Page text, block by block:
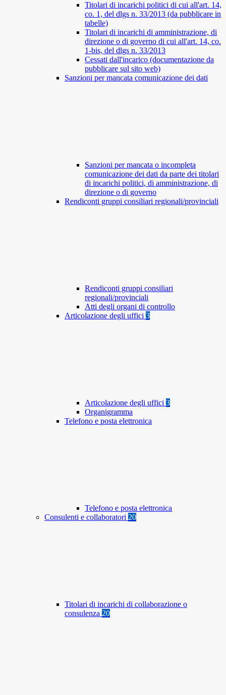
Titolari di incarichi politici di cui all'art. 14,
co. 1, del dlgs n. 33/2013 (da pubblicare in
tabelle)
Titolari di incarichi di amministrazione, di
direzione o di governo di cui all'art. 14, co.
1-bis, del dlgs n. 33/2013
Cessati dall'incarico (documentazione da
pubblicare sul sito web)
Sanzioni per mancata comunicazione dei dati
Sanzioni per mancata o incompleta
comunicazione dei dati da parte dei titolari
di incarichi politici, di amministrazione, di
direzione o di governo
Rendiconti gruppi consiliari regionali/provinciali
Rendiconti gruppi consiliari
regionali/provinciali
Atti degli organi di controllo
Articolazione degli uffici 3
Articolazione degli uffici 3
Organigramma
Telefono e posta elettronica
Telefono e posta elettronica
Consulenti e collaboratori 20
Titolari di incarichi di collaborazione o
consulenza 20